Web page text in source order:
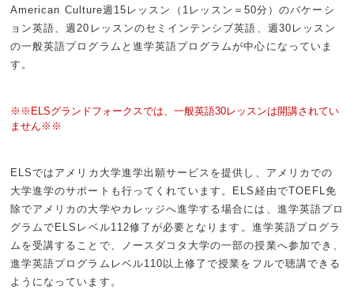
American Culture週15レッスン（1レッスン＝50分）のバケーシ
ョン英語、週20レッスンのセミインテンシブ英語、週30レッスン
の一般英語プログラムと進学英語プログラムが中心になっていま
す。
※※ELSグランドフォークスでは、一般英語30レッスンは開講されてい
ません※※
ELSではアメリカ大学進学出願サービスを提供し、アメリカでの
大学進学のサポートも行ってくれています。ELS経由でTOEFL免
除でアメリカの大学やカレッジへ進学する場合には、進学英語プロ
グラムでELSレベル112修了が必要となります。進学英語プログラ
ムを受講することで、ノースダコタ大学の一部の授業へ参加でき、
進学英語プログラムレベル110以上修了で授業をフルで聴講できる
ようになっています。